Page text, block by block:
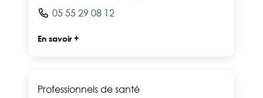
05 55 29 08 12
En savoir +
Professionnels de santé